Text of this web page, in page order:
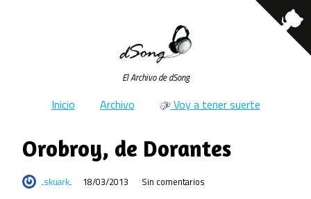
El Archivo de dSong
Inicio Archivo Voy a tener suerte
Orobroy, de Dorantes
skuark 18/03/2013 Sin comentarios